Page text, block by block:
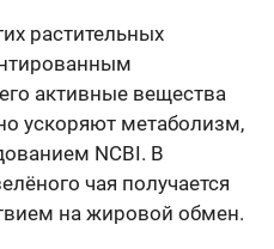
растительных
активные вещества
ускоряют метаболизм,
NCBI. В
чая получается
на жировой обмен.